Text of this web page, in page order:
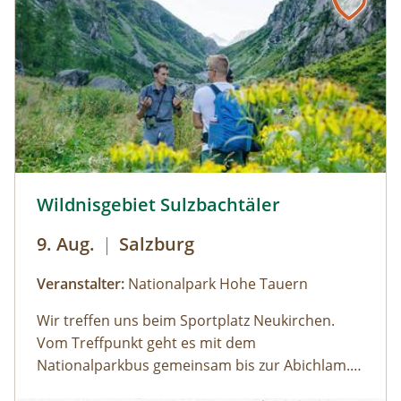
des Sees führt der Rundweg auf eine Anhöhe
mit Blick über den Talschluss mit seinen
imposanten Felswänden, in denen sich Gämsen
tummeln. Der Rückweg erfolgt auf derselben
Strecke. zur Detailinformation
Wildnisgebiet Sulzbachtäler
9. Aug. | Salzburg
Veranstalter: Nationalpark Hohe Tauern
Wir treffen uns beim Sportplatz Neukirchen.
Vom Treffpunkt geht es mit dem
Nationalparkbus gemeinsam bis zur Abichlam.